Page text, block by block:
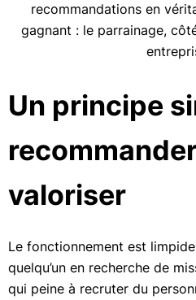
recommandations en
gagnant : le parrainage,
Un principe
valoriser
Le fonctionnement est
quelqu’un en recherche de
qui peine à recruter du